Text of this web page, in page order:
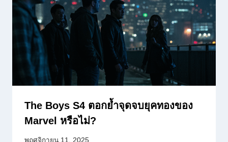
The Boys S4 ตอกย้ำจุดจบยุคทองของ
Marvel หรือไม่?
พฤศจิกายน 11, 2025